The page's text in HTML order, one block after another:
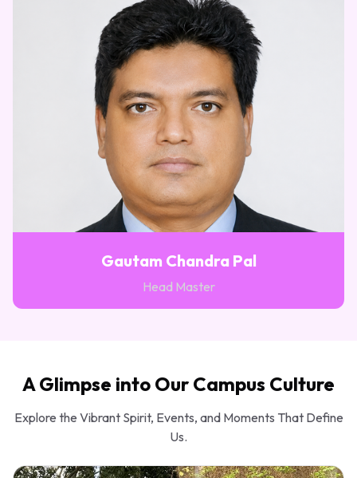
Gautam Chandra Pal
Head Master
A Glimpse into Our Campus Culture
Explore the Vibrant Spirit, Events, and Moments That Define
Us.